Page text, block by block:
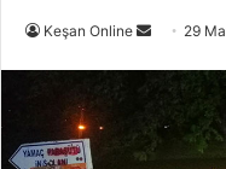
Keşan Online
Bir
posta
göndermek
29